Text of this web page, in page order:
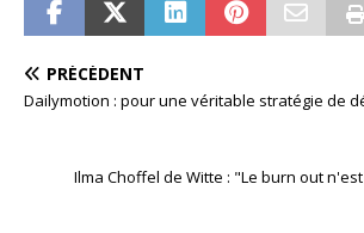
PRÉCÉDENT
Dailymotion : pour une véritable stratégie de
Ilma Choffel de Witte : "Le burn out